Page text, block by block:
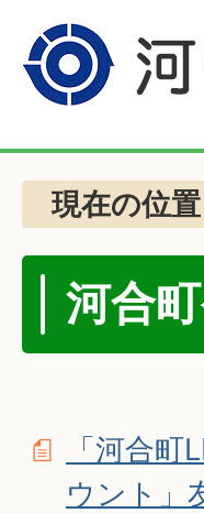
現在の位置
河合
「河合町
ウント」